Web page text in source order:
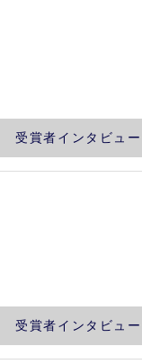
受賞者インタビュー
受賞者インタビュー